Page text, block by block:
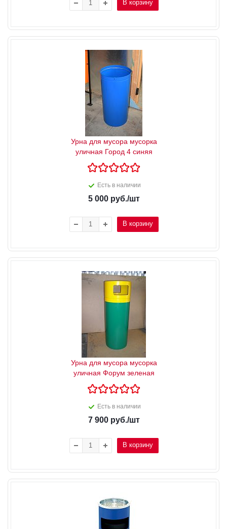
В корзину
Урна для мусора мусорка
уличная Город 4 синяя
Есть в наличии
5 000руб./шт
В корзину
Урна для мусора мусорка
уличная Форум зеленая
Есть в наличии
7 900руб./шт
В корзину